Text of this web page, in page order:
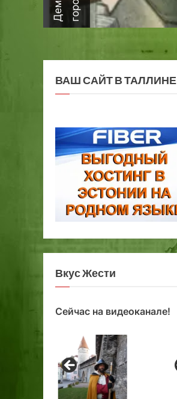
ВАШ САЙТ В ТАЛЛИНЕ
Вкус Жести
Сейчас на видеоканале!